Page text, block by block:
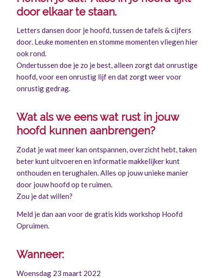
door elkaar te staan.
Letters dansen door je hoofd, tussen de tafels & cijfers
door. Leuke momenten en stomme momenten vliegen hier
ook rond.
Ondertussen doe je zo je best, alleen zorgt dat onrustige
hoofd, voor een onrustig lijf en dat zorgt weer voor
onrustig gedrag.
Wat als we eens wat rust in jouw
hoofd kunnen aanbrengen?
Zodat je wat meer kan ontspannen, overzicht hebt, taken
beter kunt uitvoeren en informatie makkelijker kunt
onthouden en terughalen. Alles op jouw unieke manier
door jouw hoofd op te ruimen.
Zou je dat willen?
Meld je dan aan voor de gratis kids workshop Hoofd
Opruimen.
Wanneer:
Woensdag 23 maart 2022